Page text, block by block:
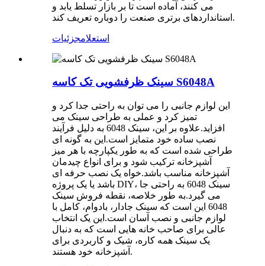
می کنند، آماده است تا بر بازار تسلط یابد و
استانداردهای برتری صنعت را دوباره تعریف کند.
استعلامجزئیات
سینک ظرفشویی تک کاسه S6048A
این لوازم جانبی را می توان به راحتی جدا کرد و
تمیز کرد و عملی به طراحی سینک می
افزاید.علاوه بر این، سینک 6048 به دلیل فرآیند
نصب ساده خود متمایز است.این به گونه ای
طراحی شده است که به طور یکپارچه با هر میز
آشپزخانه ترکیب شود و برای انواع چیدمان
آشپزخانه مناسب باشد.خواه یک نصب حرفه ای
باشد یا یک پروژه DIY، سینک 6048 به راحتی جا
می گیرد.به طور خلاصه، نقطه فروش سینک
6048 این است که سینک جادار، بادوام، کامل با
لوازم جانبی و نصب آسان است.این یک انتخاب
عالی برای صاحب خانه هایی است که به دنبال
یک سینک همه کاره، شیک و کاربردی برای
آشپزخانه خود هستند.